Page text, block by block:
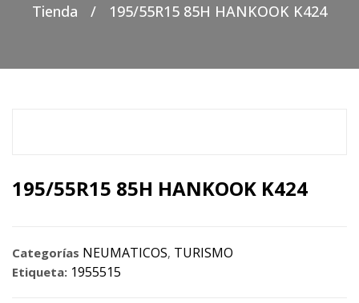
Tienda / 195/55R15 85H HANKOOK K424
195/55R15 85H HANKOOK K424
Categorías NEUMATICOS, TURISMO
Etiqueta: 1955515